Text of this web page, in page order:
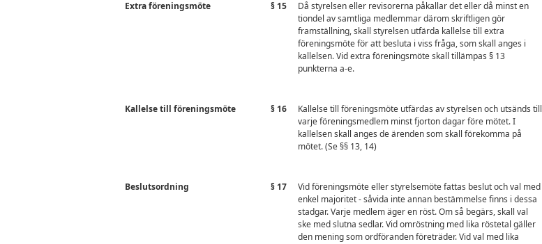
Extra föreningsmöte § 15
Då styrelsen eller revisorerna påkallar det eller då minst en
tiondel av samtliga medlemmar därom skriftligen gör
framställning, skall styrelsen utfärda kallelse till extra
föreningsmöte för att besluta i viss fråga, som skall anges i
kallelsen. Vid extra föreningsmöte skall tillämpas § 13
punkterna a-e.
Kallelse till föreningsmöte § 16
Kallelse till föreningsmöte utfärdas av styrelsen och utsänds till
varje föreningsmedlem minst fjorton dagar före mötet. I
kallelsen skall anges de ärenden som skall förekomma på
mötet. (Se §§ 13, 14)
Beslutsordning § 17
Vid föreningsmöte eller styrelsemöte fattas beslut och val med
enkel majoritet - såvida inte annan bestämmelse finns i dessa
stadgar. Varje medlem äger en röst. Om så begärs, skall val
ske med slutna sedlar. Vid omröstning med lika röstetal gäller
den mening som ordföranden företräder. Vid val med lika